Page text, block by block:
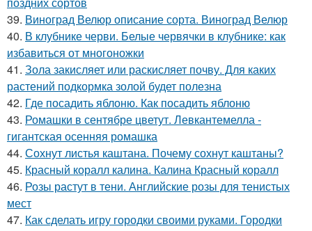
39. Виноград Велюр описание сорта. Виноград Велюр
40. В клубнике черви. Белые червячки в клубнике: как
избавиться от многоножки
41. Зола закисляет или раскисляет почву. Для каких
растений подкормка золой будет полезна
42. Где посадить яблоню. Как посадить яблоню
43. Ромашки в сентябре цветут. Левкантемелла -
гигантская осенняя ромашка
44. Сохнут листья каштана. Почему сохнут каштаны?
45. Красный коралл калина. Калина Красный коралл
46. Розы растут в тени. Английские розы для тенистых
мест
47. Как сделать игру городки своими руками. Городки